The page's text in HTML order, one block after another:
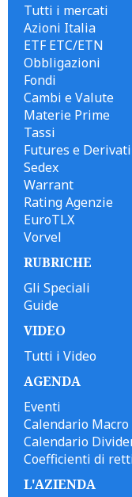
Tutti i mercati
Azioni Italia
ETF ETC/ETN
Obbligazioni
Fondi
Cambi e Valute
Materie Prime
Tassi
Futures e Derivati
Sedex
Warrant
Rating Agenzie
EuroTLX
Vorvel
RUBRICHE
Gli Speciali
Guide
VIDEO
Tutti i Video
AGENDA
Eventi
Calendario Macro
Calendario
Coefficienti di
L'AZIENDA